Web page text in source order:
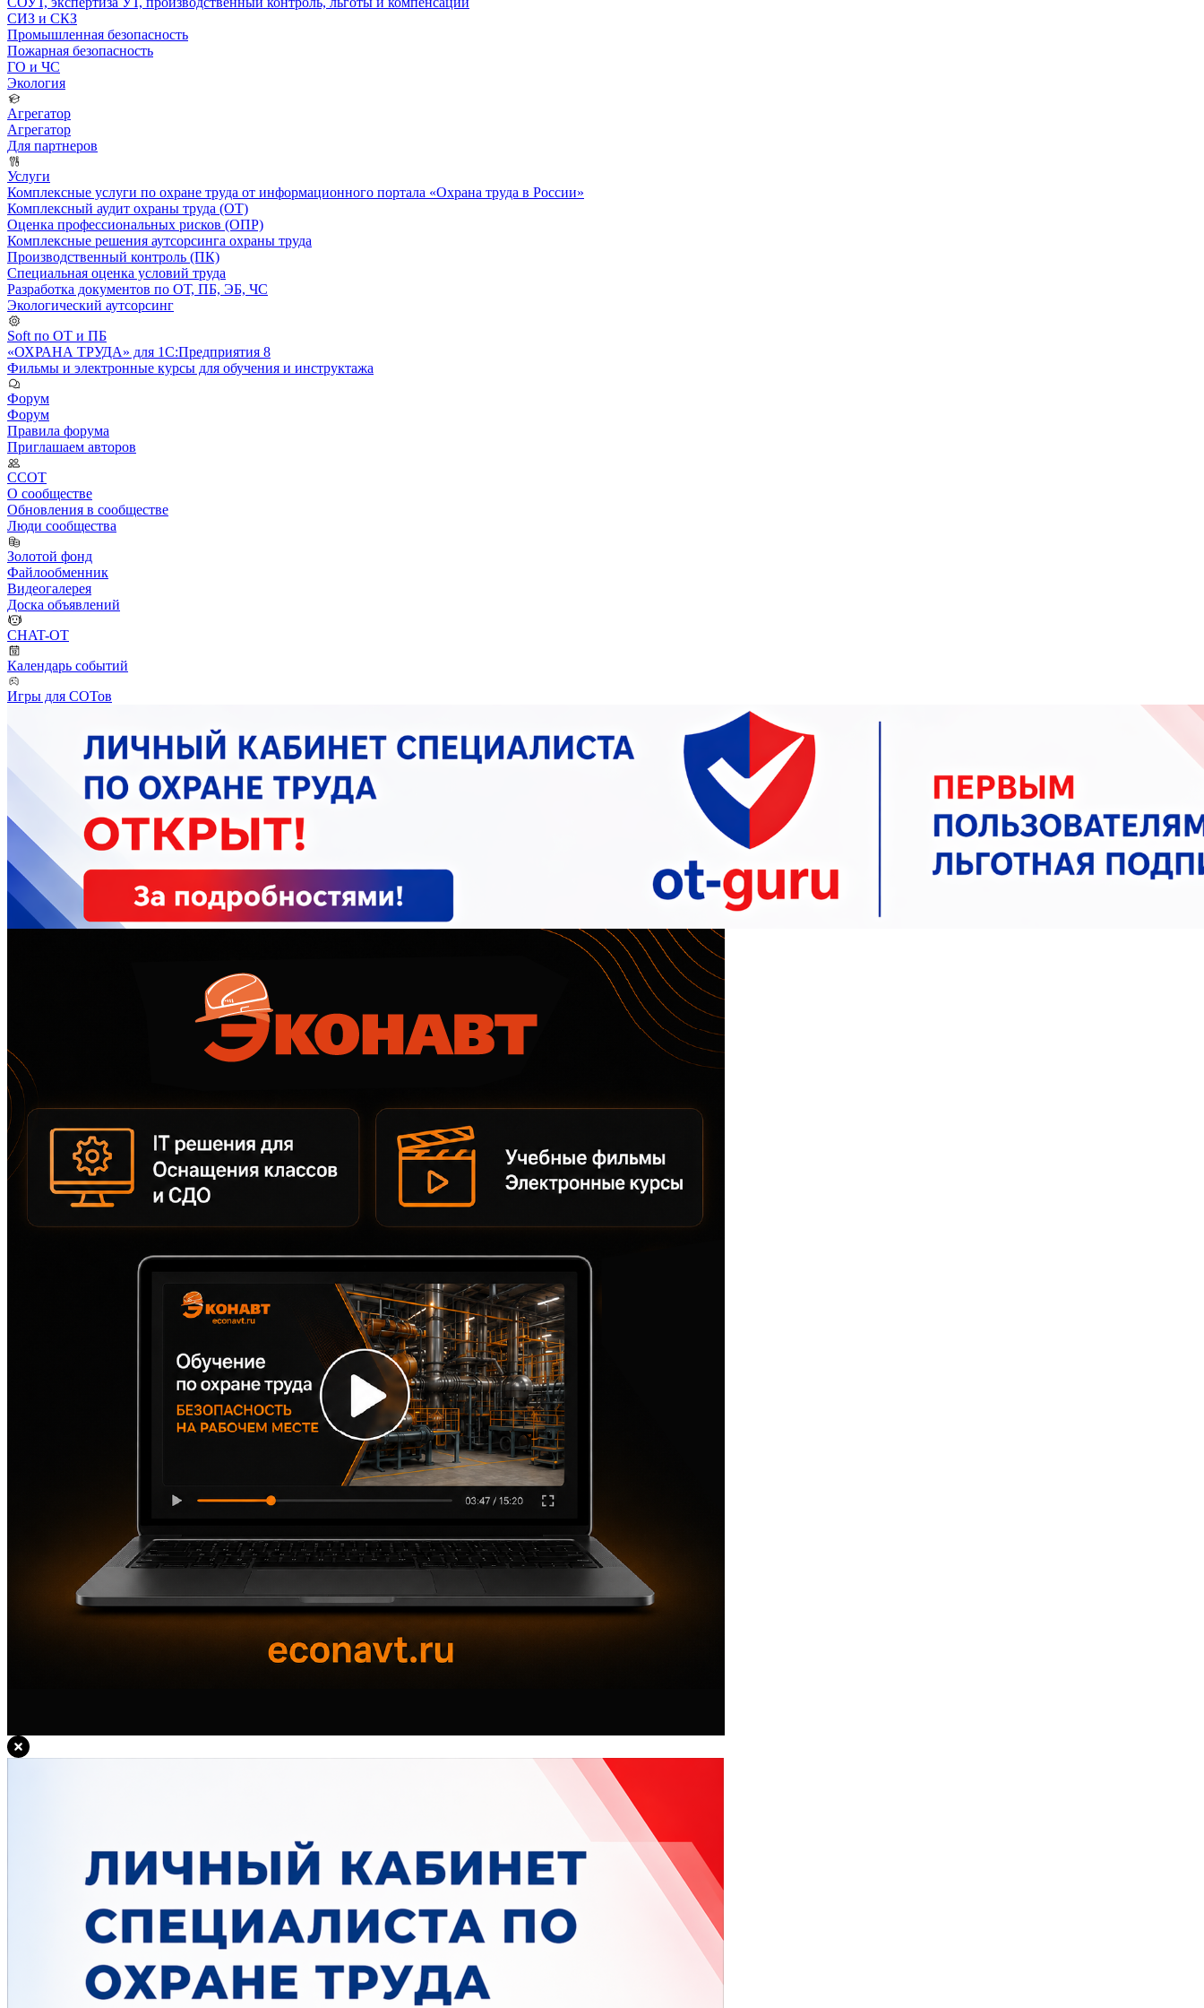
СИЗ и СКЗ
Промышленная безопасность
Пожарная безопасность
ГО и ЧС
Экология
Агрегатор
Агрегатор
Для партнеров
Услуги
Комплексные услуги по охране труда от информационного портала «Охрана труда в России»
Комплексный аудит охраны труда (ОТ)
Оценка профессиональных рисков (ОПР)
Комплексные решения аутсорсинга охраны труда
Производственный контроль (ПК)
Специальная оценка условий труда
Разработка документов по ОТ, ПБ, ЭБ, ЧС
Экологический аутсорсинг
Soft по ОТ и ПБ
«ОХРАНА ТРУДА» для 1С:Предприятия 8
Фильмы и электронные курсы для обучения и инструктажа
Форум
Форум
Правила форума
Приглашаем авторов
ССОТ
О сообществе
Обновления в сообществе
Люди сообщества
Золотой фонд
Файлообменник
Видеогалерея
Доска объявлений
CHAT-OT
Календарь событий
Игры для СОТов